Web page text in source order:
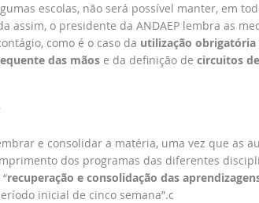
escolas, não será possível manter, em
assim, o presidente da ANDAEP lembra as
como é o caso da utilização obrigatória
das mãose da definição de circuitos
e consolidar a matéria, uma vez que as
dos programas das diferentes
recuperação e consolidação das
inicial de cinco semana”.c